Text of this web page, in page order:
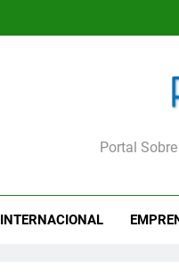
Proyecta
Portal
INTERNACIONAL